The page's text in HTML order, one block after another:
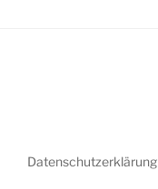
Datenschutzerklärung